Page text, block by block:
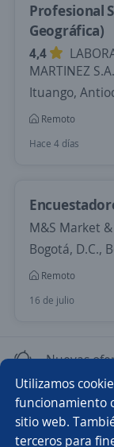
Utilizamos
funcionamiento
sitio web.
terceros para
Profesional
Geográfica)
4,4
MARTINEZ
Ituango,
Remoto
Hace 4 días
M&S Market
Bogotá, D.C.,
Remoto
16 de julio
Nuevas
Empleos
Químico